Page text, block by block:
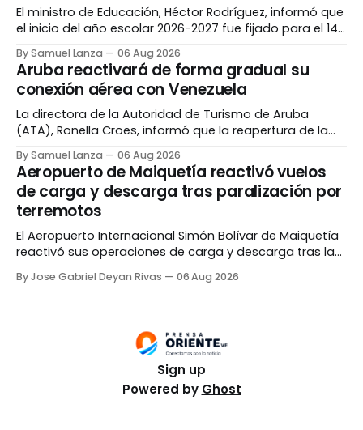
El ministro de Educación, Héctor Rodríguez, informó que
el inicio del año escolar 2026-2027 fue fijado para el 14
recuperación y mantenimiento que se desarrollan en
planteles del país. El funcionario explicó que, tras los
sismos registrados el pasado 24 de junio,
By Samuel Lanza 06 Aug 2026
Aruba reactivará de forma gradual su
conexión aérea con Venezuela
La directora de la Autoridad de Turismo de Aruba
(ATA), Ronella Croes, informó que la reapertura de la
manera progresiva, esto mientras que las autoridades
evalúan el comportamiento del flujo de pasajeros.
Croes destacó que Venezuela históricamente ha sido
uno
By Samuel Lanza 06 Aug 2026
Aeropuerto de Maiquetía reactivó vuelos
de carga y descarga tras paralización por
terremotos
El Aeropuerto Internacional Simón Bolívar de Maiquetía
reactivó sus operaciones de carga y descarga tras la
terremotos del 24 de junio. La información fue
By Jose Gabriel Deyan Rivas 06 Aug 2026
Sign up
Powered by Ghost